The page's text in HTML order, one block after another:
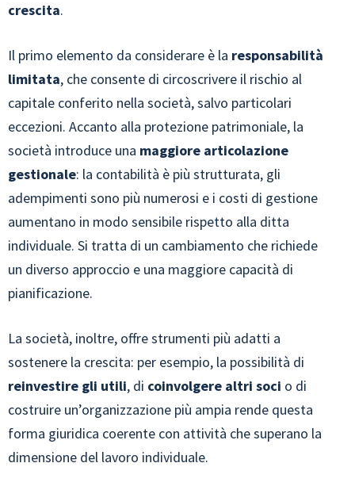
crescita.
Il primo elemento da considerare è la responsabilità
limitata, che consente di circoscrivere il rischio al
capitale conferito nella società, salvo particolari
eccezioni. Accanto alla protezione patrimoniale, la
società introduce una maggiore articolazione
gestionale: la contabilità è più strutturata, gli
adempimenti sono più numerosi e i costi di gestione
aumentano in modo sensibile rispetto alla ditta
individuale. Si tratta di un cambiamento che richiede
un diverso approccio e una maggiore capacità di
pianificazione.
La società, inoltre, offre strumenti più adatti a
sostenere la crescita: per esempio, la possibilità di
reinvestire gli utili, di coinvolgere altri soci o di
costruire un’organizzazione più ampia rende questa
forma giuridica coerente con attività che superano la
dimensione del lavoro individuale.